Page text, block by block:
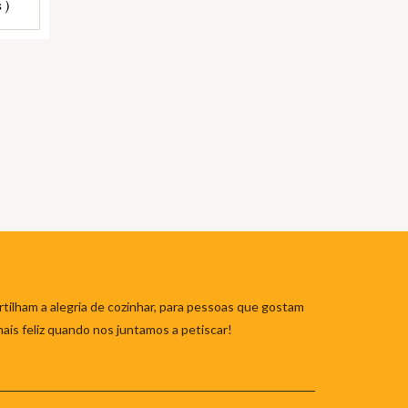
)
a alegria de cozinhar, para pessoas que gostam
feliz quando nos juntamos a petiscar!